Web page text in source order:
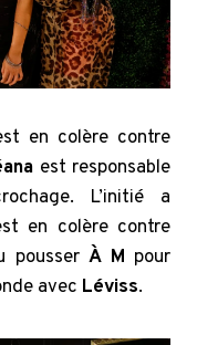
en colère contre
est responsable
L’initié a
en colère contre
pousser À M pour
avec Léviss.